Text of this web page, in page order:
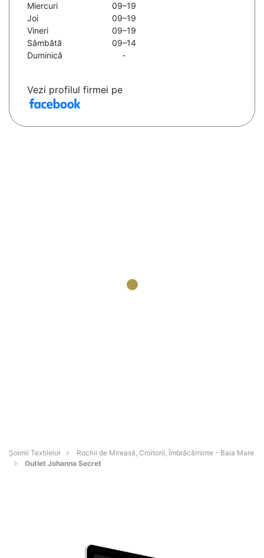
Miercuri
09–19
Joi
09–19
Vineri
09–19
Sâmbătă
09–14
Duminică
-
Vezi profilul firmei pe
Șoimii Textilelor
Rochii de Mireasă, Croitorii, Îmbrăcăminte - Baia Mare
Outlet Johanna Secret